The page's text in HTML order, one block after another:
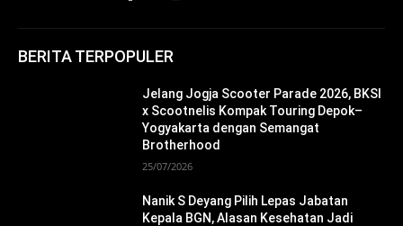
BERITA TERPOPULER
Jelang Jogja Scooter Parade 2026, BKSI
x Scootnelis Kompak Touring Depok–
Yogyakarta dengan Semangat
Brotherhood
25/07/2026
Nanik S Deyang Pilih Lepas Jabatan
Kepala BGN, Alasan Kesehatan Jadi